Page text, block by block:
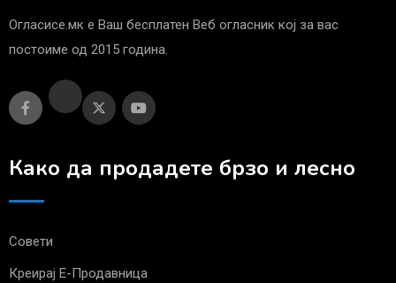
Огласисе.мк е Ваш бесплатен Веб огласник кој за вас
постоиме од 2015 година.
Како да продадете брзо и лесно
Совети
Креирај Е-Продавница